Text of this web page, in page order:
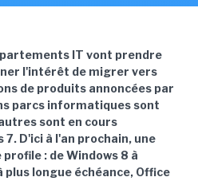
IT vont prendre
l'intérêt de migrer vers
de produits annoncées par
parcs informatiques sont
sont en cours
D'ici à l'an prochain, une
: de Windows 8 à
longue échéance, Office